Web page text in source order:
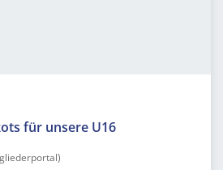
für unsere U16